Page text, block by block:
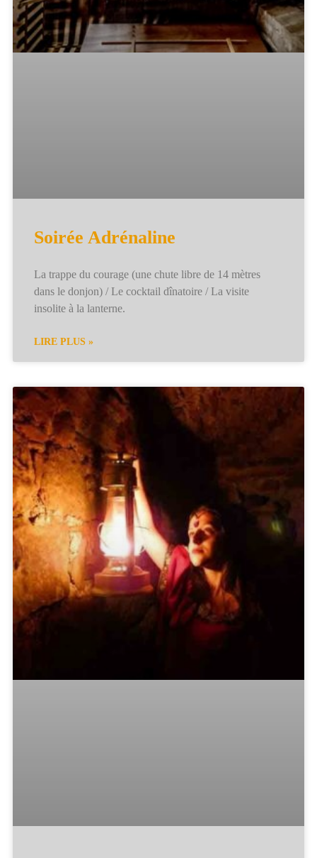
Soirée Adrénaline
La trappe du courage (une chute libre de 14 mètres
dans le donjon) / Le cocktail dînatoire / La visite
insolite à la lanterne.
LIRE PLUS »